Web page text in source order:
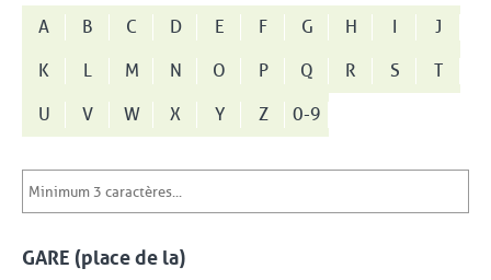
A B C D E F G H I
J
K
L M N O P Q R S
T
U
V W X Y Z 0-9
GARE (place de la)